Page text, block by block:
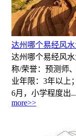
达州哪个易经风
达州哪个易经风
称/荣誉：预测师
业年限：3年以上
6月，小学程度出...
more>>